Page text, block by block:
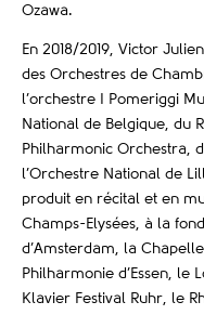
Ozawa.
En 2018/2019, Victor
des Orchestres de
l’orchestre I Pomeriggi
National de Belgique, du
Philharmonic Orchestra,
l’Orchestre National de
produit en récital et en
Champs-Elysées, à la
d’Amsterdam, la
Philharmonie d’Essen, le
Klavier Festival Ruhr, le